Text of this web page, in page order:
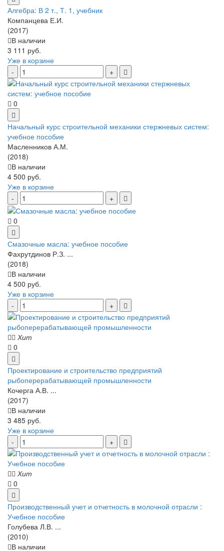
Алгебра: В 2 т., Т. 1, учебник
Компанцева Е.И.
(2017)
В наличии
3 111 руб.
Уже в корзине
0
Начальный курс строительной механики стержневых систем:
учебное пособие
Масленников А.М.
(2018)
В наличии
4 500 руб.
Уже в корзине
0
Смазочные масла: учебное пособие
Фахрутдинов Р.З. ...
(2018)
В наличии
4 500 руб.
Уже в корзине
Хит
0
Проектирование и строительство предприятий
рыбоперерабатывающей промышленности
Кочерга А.В. ...
(2017)
В наличии
3 485 руб.
Уже в корзине
Хит
0
Производственный учет и отчетность в молочной отрасли :
Учебное пособие
Голубева Л.В. ...
(2010)
В наличии